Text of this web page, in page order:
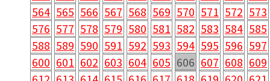
564 565 566 567 568 569 570 571 572 573
576 577 578 579 580 581 582 583 584 585
588 589 590 591 592 593 594 595 596 597
600 601 602 603 604 605 606 607 608 609